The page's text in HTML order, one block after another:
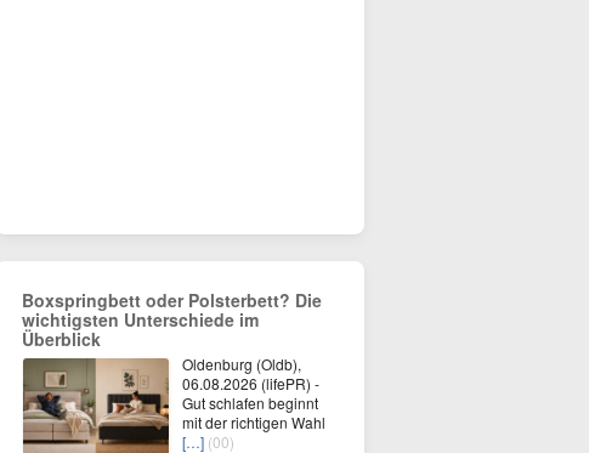
Boxspringbett oder Polsterbett? Die
wichtigsten Unterschiede im
Überblick
Oldenburg (Oldb),
06.08.2026 (lifePR) -
Gut schlafen beginnt
mit der richtigen Wahl
[…] (00)